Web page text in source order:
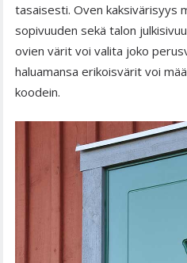
tasaisesti. Oven kaksivärisyys
sopivuuden sekä talon
ovien värit voi valita joko
haluamansa erikoisvärit voi
koodein.